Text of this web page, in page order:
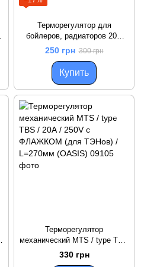
Терморегулятор для
бойлеров, радиаторов 20А
OASIS.
250 грн 300 грн
Купить
Терморегулятор
механический MTS / type TBS
/ 20А / 250V с ФЛАЖКОМ
(для ТЭНов) / L=270мм
330 грн